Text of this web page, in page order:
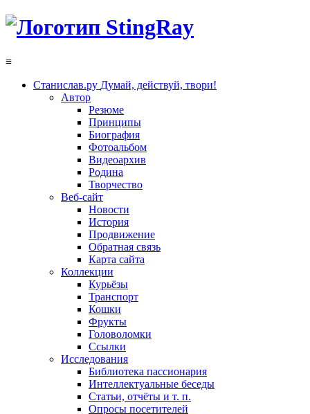
≡
Станислав.ру Думай, действуй, твори!
Автор
Резюме
Принципы
Биография
Фотоальбом
Видеоархив
Родина
Творчество
Веб-сайт
Новости
История
Продвижение
Обратная связь
Карта сайта
Коллекции
Курьёзы
Транспорт
Кошки
Фрукты
Головоломки
Ссылки
Исследования
Библиотека пассионария
Интеллектуальные беседы
Статьи, отчёты и т. п.
Опросы посетителей